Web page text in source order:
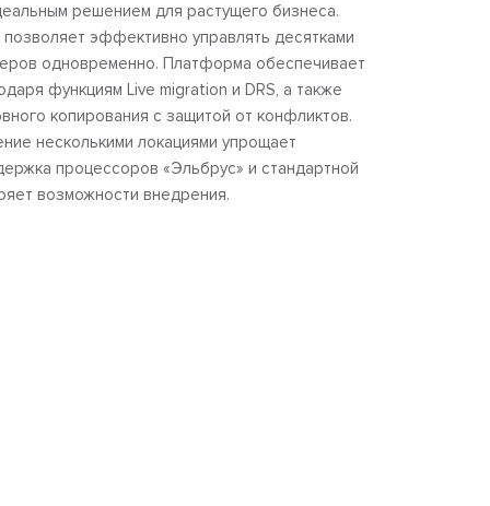
решением для растущего бизнеса.
эффективно управлять десятками
одновременно. Платформа обеспечивает
функциям Live migration и DRS, а также
копирования с защитой от конфликтов.
несколькими локациями упрощает
процессоров «Эльбрус» и стандартной
возможности внедрения.